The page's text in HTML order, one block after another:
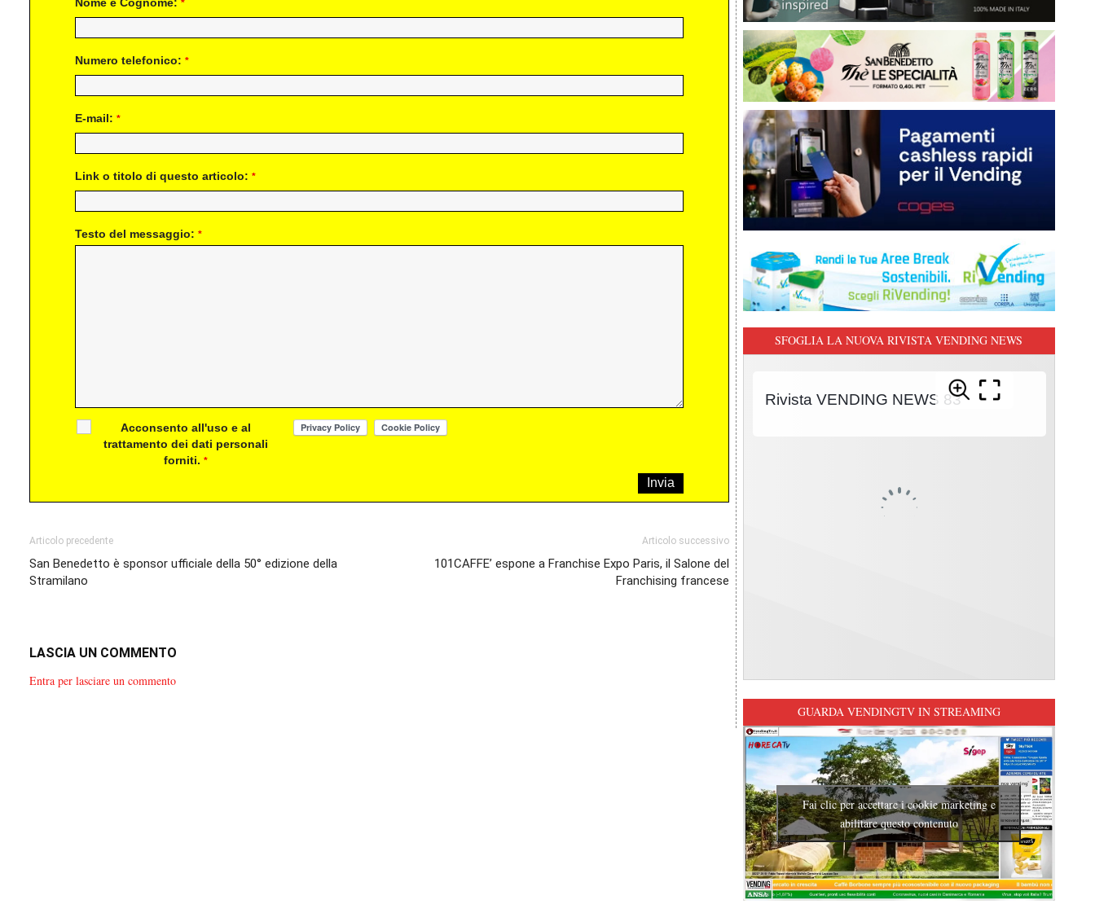
*
Numero telefonico: *
E-mail: *
Link o titolo di questo articolo: *
Testo del messaggio: *
Acconsento all'uso e al
trattamento dei dati personali
forniti.*
Articolo precedente
San Benedetto è sponsor ufficiale della 50° edizione della
Stramilano
Articolo successivo
101CAFFE’ espone a Franchise Expo Paris, il Salone del
Franchising francese
LASCIA UN COMMENTO
Entra per lasciare un commento
SFOGLIA LA NUOVA RIVISTA VENDING NEWS
GUARDA VENDINGTV IN STREAMING
Fai clic per accettare i cookie marketing e
abilitare questo contenuto